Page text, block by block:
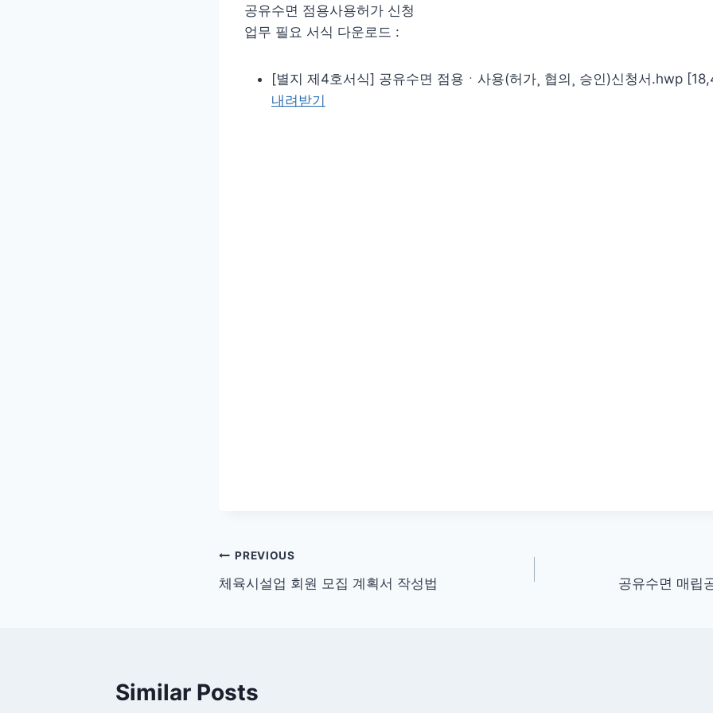
공유수면 점용사용허가 신청
업무 필요 서식 다운로드 :
[별지 제4호서식] 공유수면 점용ㆍ사용(허가¸ 협의¸ 승인)신청서.hwp
내려받기
글
탐
PREVIOUS
체육시설업 회원 모집 계획서 작성법 공유수면 매립
Similar Posts